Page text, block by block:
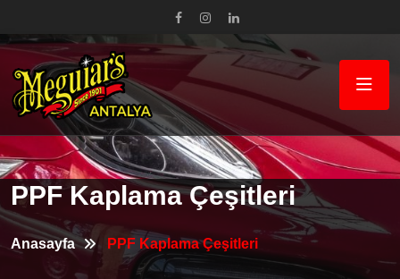
PPF Kaplama Çeşitleri
Anasayfa PPF Kaplama Çeşitleri